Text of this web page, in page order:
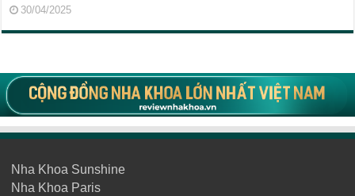
30/04/2025
Nha Khoa Sunshine
Nha Khoa Paris